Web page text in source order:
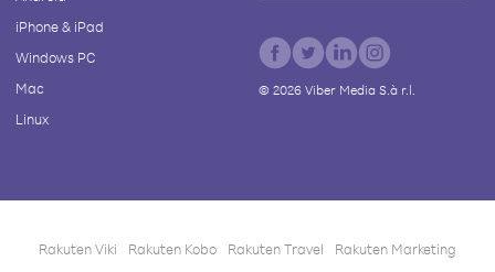
iPhone & iPad
Windows PC
Mac
Linux
© 2026Viber Media S.à r.l.
Rakuten Viki Rakuten Kobo Rakuten Travel Rakuten Marketing